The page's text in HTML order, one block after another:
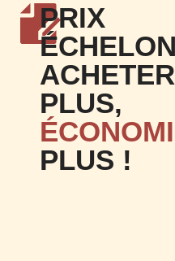
PRIX
ACHETER
PLUS,
PLUS !